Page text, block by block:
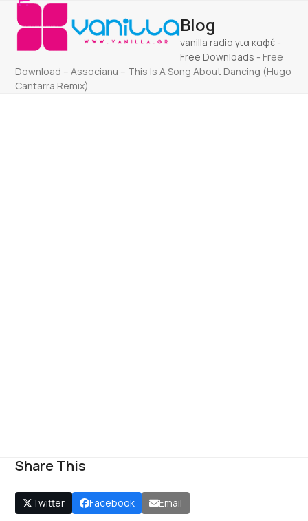
Skip
content
Open
mobile
menu
Close
mobile
menu
Blog
vanilla radio για καφέ -
Free Downloads - Free
Download – Associanu – This Is A Song About Dancing (Hugo
Cantarra Remix)
Share This
Twitter Facebook Email